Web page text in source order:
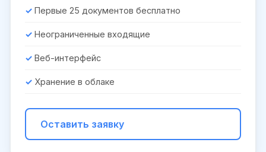
Первые 25 документов бесплатно
Неограниченные входящие
Веб-интерфейс
Хранение в облаке
Оставить заявку